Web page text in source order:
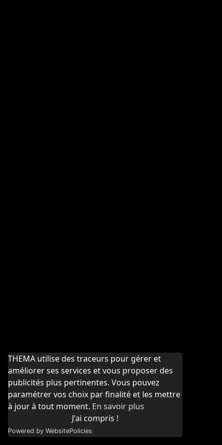
THEMA utilise des traceurs pour gérer et
améliorer ses services et vous proposer des
publicités plus pertinentes. Vous pouvez
paramétrer vos choix par finalité et les mettre
à jour à tout moment. En savoir plus
J'ai compris !
Powered by WebsitePolicies